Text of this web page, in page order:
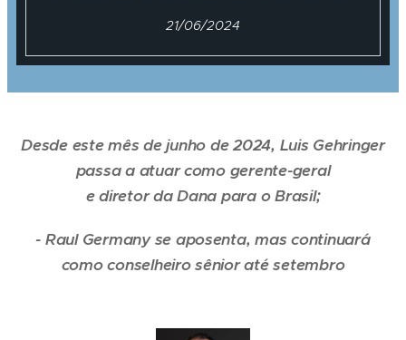
21/06/2024
Desde este mês de junho de 2024, Luis Gehringer
passa a atuar como gerente-geral
e diretor da Dana para o Brasil;
- Raul Germany se aposenta, mas continuará
como conselheiro sênior até setembro